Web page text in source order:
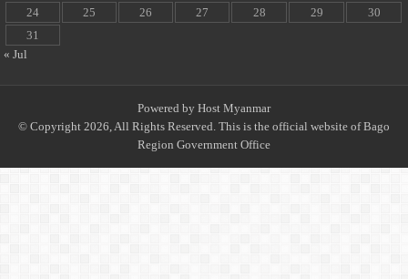
24
25 26 27 28 29
30
31
« Jul
Powered by Host Myanmar
© Copyright 2026, All Rights Reserved. This is the official website of Bago
Region Government Office